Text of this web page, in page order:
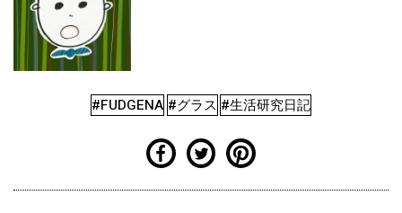
#FUDGENA #グラス #生活研究日記